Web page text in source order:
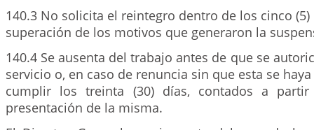
140.3 No solicita el reintegro dentro de los cinco
superación de los motivos que generaron la
140.4 Se ausenta del trabajo antes de que se
servicio o, en caso de renuncia sin que esta se
cumplir los treinta (30) días, contados a
presentación de la misma.